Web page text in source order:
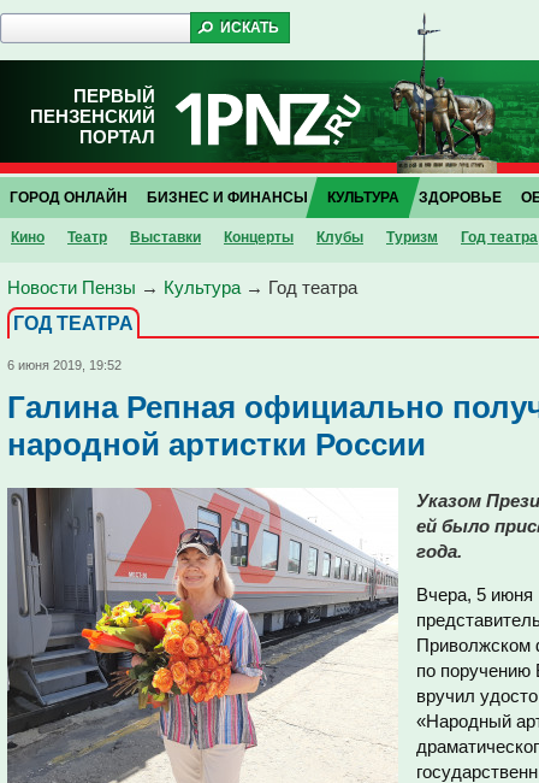
ПЕРВЫЙ
ПЕНЗЕНСКИЙ
ПОРТАЛ
ГОРОД ОНЛАЙН БИЗНЕС И ФИНАНСЫ КУЛЬТУРА
Кино Театр Выставки Концерты Клубы Туризм Год театра
ЗДОРОВЬЕ
Новости Пензы → Культура → Год театра
ГОД ТЕАТРА
6 июня 2019, 19:52
Галина Репная официально
народной артистки России
Указом
ей было
года.
Вчера, 5
Приволжском
по поручению
вручил
«Народный